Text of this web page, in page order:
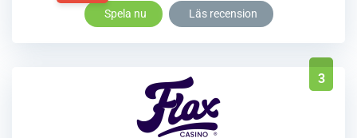
Spela nu Läs recension
3